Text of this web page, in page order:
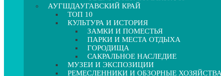
АУГШДАУГАВСКИЙ КРАЙ
ТОП 10
КУЛЬТУРА И ИСТОРИЯ
ЗАМКИ И ПОМЕСТЬЯ
ПАРКИ И МЕСТА ОТДЫХА
ГОРОДИЩА
САКРАЛЬНОЕ НАСЛЕДИЕ
МУЗЕИ И ЭКСПОЗИЦИИ
РЕМЕСЛЕННИКИ И ОБЗОРНЫЕ ХОЗЯЙСТВА